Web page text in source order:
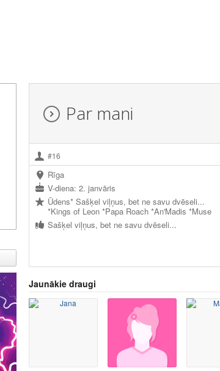
Par mani
#16
Rīga
V-diena: 2. janvāris
Ūdens* Sašķel viļņus, bet ne savu dvēseli...
*Kings of Leon *Papa Roach *An'Madis *Muse
Sašķel viļņus, bet ne savu dvēseli...
Jaunākie draugi